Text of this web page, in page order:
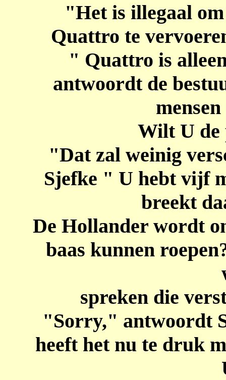
"Het is illegaal
Quattro te
" Quattro is
antwoordt de
Wilt U de
"Dat zal weinig
Sjefke " U hebt vijf
breekt
De Hollander wordt
baas kunnen
spreken die
"Sorry," antwoordt
heeft het nu te druk